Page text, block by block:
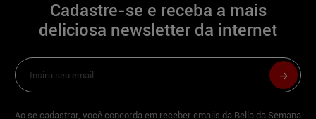
Cadastre-se e receba a mais
deliciosa newsletter da internet
Ao se cadastrar, você concorda em receber emails da Bella da Semana